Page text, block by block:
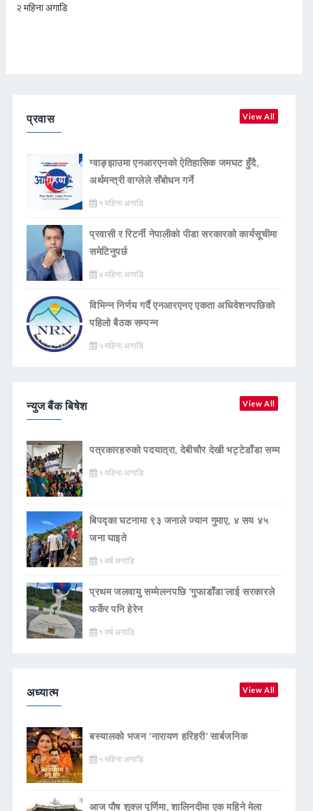
२ महिना अगाडि
प्रवास View All
ग्वाङ्झाउमा एनआरएनको ऐतिहासिक जमघट हुँदै,
अर्थमन्त्री वाग्लेले सँबोधन गर्ने
१ महिना अगाडि
प्रवासी र रिटर्नी नेपालीको पीडा सरकारको कार्यसूचीमा
समेटिनुपर्छ
४ महिना अगाडि
विभिन्न निर्णय गर्दै एनआरएनए एकता अधिवेशनपछिको
पहिलो बैठक सम्पन्न
५ महिना अगाडि
न्युज बैंक बिषेश View All
पत्रकारहरुको पदयात्रा, देबीचौर देखी भट्टेडाँडा सम्म
१ महिना अगाडि
बिपद्का घटनामा ९३ जनाले ज्यान गुमाए, ४ सय ४५
जना घाइते
१ वर्ष अगाडि
प्रथम जलवायु सम्मेलनपछि ‘गुफाडाँडा’लाई सरकारले
फर्केर पनि हेरेन
१ वर्ष अगाडि
अध्यात्म View All
बस्यालको भजन ‘नारायण हरिहरी’ सार्बजनिक
५ महिना अगाडि
आज पौष शुक्ल पूर्णिमा, शालिनदीमा एक महिने मेला